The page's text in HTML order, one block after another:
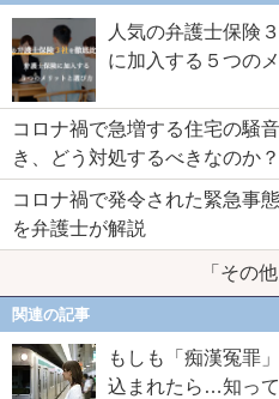
人気の弁護士保険
に加入する５つの
コロナ禍で急増する住宅の騒
き、どう対処するべきなのか？
コロナ禍で発令された緊急事
を弁護士が解説
「その
関連の記事
もしも「痴漢冤罪
込まれたら…知っ